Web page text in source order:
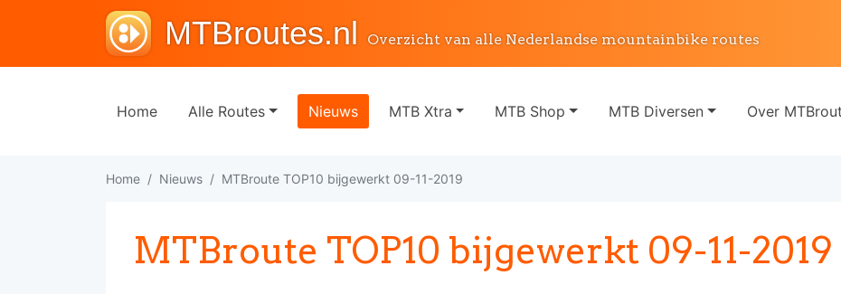
MTBroutes.nl Overzicht van alle Nederlandse mountainbike routes
Home Alle Routes Nieuws MTB Xtra MTB Shop MTB Diversen Over
Home Nieuws MTBroute TOP10 bijgewerkt 09-11-2019
MTBroute TOP10 bijgewerkt 09-11-2019